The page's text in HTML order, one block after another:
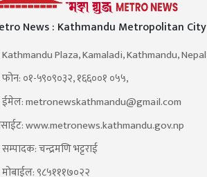
News : Kathmandu Metropolitan City
Kathmandu Plaza, Kamaladi, Kathmandu, Nepal
फोन: ०१-५९०९०३२, १६६००१ ०५५,
ईमेल: metronewskathmandu@gmail.com
www.metronews.kathmandu.gov.np
सम्पादक: चन्द्रमणि भट्टराई
मोबाईल: ९८५१११७०२२